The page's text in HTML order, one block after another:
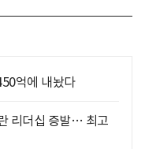
억에 내놨다
리더십 증발… 최고